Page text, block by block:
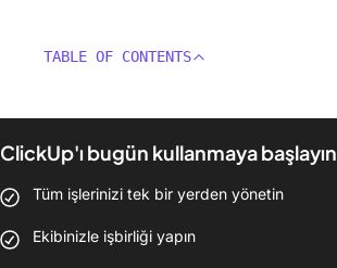
TABLE OF CONTENTS
ClickUp'ı bugün kullanmaya başlayın
Tüm işlerinizi tek bir yerden yönetin
Ekibinizle işbirliği yapın